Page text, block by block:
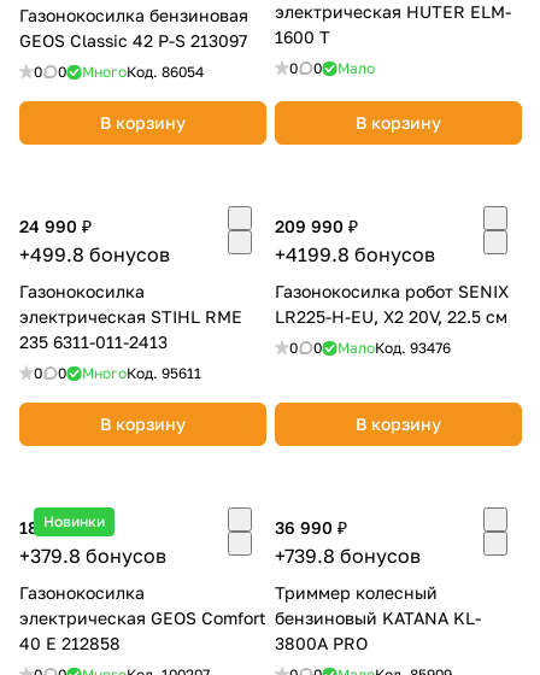
Газонокосилка бензиновая
GEOS Classic 42 P-S 213097
0 0 МногоКод. 86054
В корзину
электрическая HUTER ELM-
1600 T
0 0 Мало
В корзину
24 990 ₽
+499.8 бонусов
Газонокосилка
электрическая STIHL RME
235 6311-011-2413
0 0 МногоКод. 95611
В корзину
209 990 ₽
+4199.8 бонусов
Газонокосилка робот SENIX
LR225-H-EU, X2 20V, 22.5 см
0 0 МалоКод. 93476
В корзину
Новинки
18 990 ₽
+379.8 бонусов
Газонокосилка
электрическая GEOS Comfort
40 E 212858
36 990 ₽
+739.8 бонусов
Триммер колесный
бензиновый KATANA KL-
3800A PRO
раз в 2 недели